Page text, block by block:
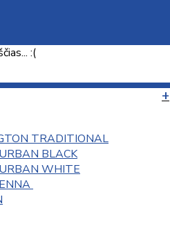
:(
TRADITIONAL
BLACK
WHITE